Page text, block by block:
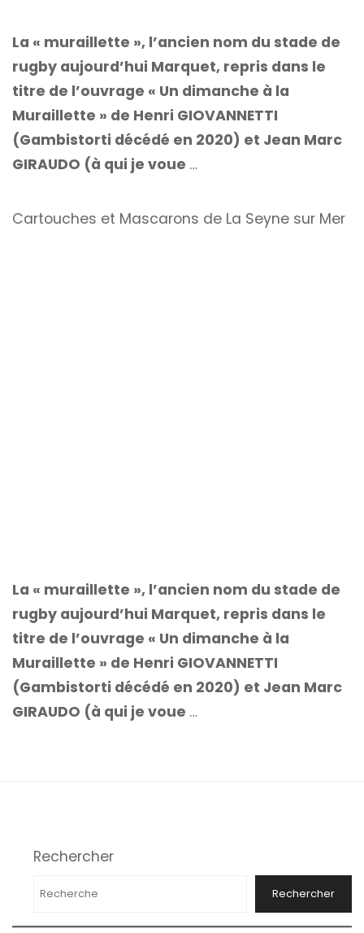
La « muraillette », l’ancien nom du stade de
rugby aujourd’hui Marquet, repris dans le
titre de l’ouvrage « Un dimanche à la
Muraillette » de Henri GIOVANNETTI
(Gambistorti décédé en 2020) et Jean Marc
GIRAUDO (à qui je voue …
Cartouches et Mascarons de La Seyne sur Mer
La « muraillette », l’ancien nom du stade de
rugby aujourd’hui Marquet, repris dans le
titre de l’ouvrage « Un dimanche à la
Muraillette » de Henri GIOVANNETTI
(Gambistorti décédé en 2020) et Jean Marc
GIRAUDO (à qui je voue …
Rechercher
Rechercher